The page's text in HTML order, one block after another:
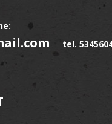
tel.